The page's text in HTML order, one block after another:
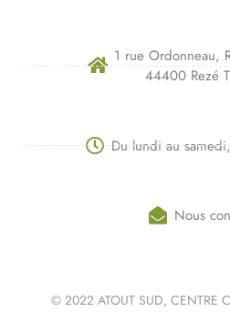
1 rue Ordonneau,
44400 Rezé
Du lundi au
Nous
© 2022 ATOUT SUD, CENTRE